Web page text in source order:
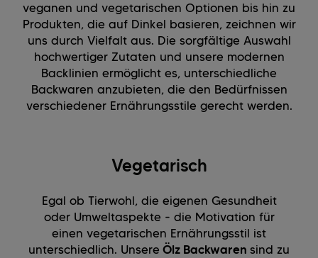
veganen und vegetarischen Optionen bis hin zu
Produkten, die auf Dinkel basieren, zeichnen wir
uns durch Vielfalt aus. Die sorgfältige Auswahl
hochwertiger Zutaten und unsere modernen
Backlinien ermöglicht es, unterschiedliche
Backwaren anzubieten, die den Bedürfnissen
verschiedener Ernährungsstile gerecht werden.
Vegetarisch
Egal ob Tierwohl, die eigenen Gesundheit
oder Umweltaspekte - die Motivation für
einen vegetarischen Ernährungsstil ist
unterschiedlich. Unsere Ölz Backwaren sind zu